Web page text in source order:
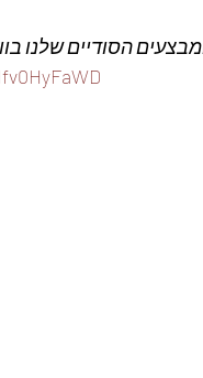
הסודיים שלנו